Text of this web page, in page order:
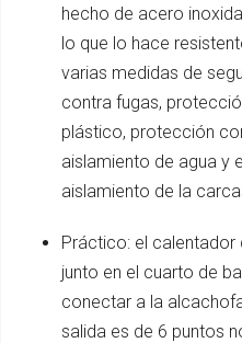
hecho de acero
lo que lo hace
varias medidas de
contra fugas,
plástico, protección
aislamiento de agua y
aislamiento de la
Práctico: el calentador
junto en el cuarto de
conectar a la
salida es de 6 puntos